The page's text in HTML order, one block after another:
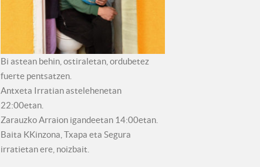
Bi astean behin, ostiraletan, ordubetez
fuerte pentsatzen.
Antxeta Irratian astelehenetan
22:00etan.
Zarauzko Arraion igandeetan 14:00etan.
Baita KKinzona, Txapa eta Segura
irratietan ere, noizbait.